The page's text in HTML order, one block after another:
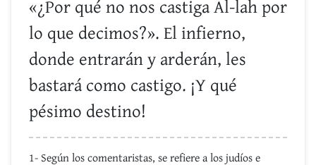
«¿Por qué no nos castiga Al-lah por
lo que decimos?». El infierno,
donde entrarán y arderán, les
bastará como castigo. ¡Y qué
pésimo destino!
1- Según los comentaristas, se refiere a los judíos e